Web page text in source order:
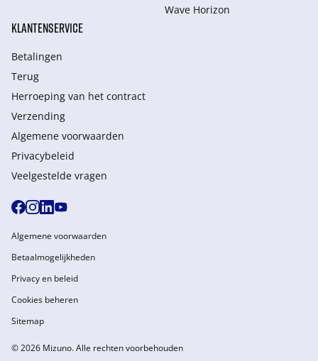
Wave Horizon
KLANTENSERVICE
Betalingen
Terug
Herroeping van het contract
Verzending
Algemene voorwaarden
Privacybeleid
Veelgestelde vragen
© 2026 Mizuno. Alle rechten voorbehouden
Algemene voorwaarden
Betaalmogelijkheden
Privacy en beleid
Cookies beheren
Sitemap